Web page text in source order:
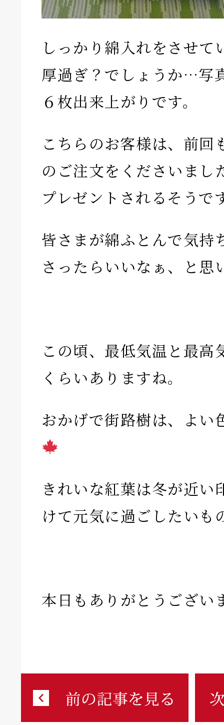
しっかり綿入れをさせて
厚過ぎ？でしょうか…写
６枚出来上がりです。
こちらのお客様は、前回
のご注文をくださいまし
プレゼントされるそうで
皆さまが綿ふとんで気持
さったらいいなぁ、と思
この頃、最低気温と最高
くらいありますね。
おかげで街路樹は、よい
きれいな紅葉は冬が近い
けて元気に過ごしたいも
本日もありがとうござい